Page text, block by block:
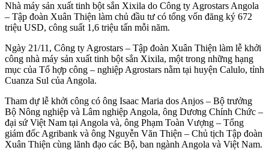
Nhà máy sản xuất tinh bột sắn Xixila do Công ty Agrostars Angola
– Tập đoàn Xuân Thiện làm chủ đầu tư có tổng vốn đăng ký 672
triệu USD, công suất 1,6 triệu tấn mỗi năm.
Ngày 21/11, Công ty Agrostars – Tập đoàn Xuân Thiện làm lễ khởi
công nhà máy sản xuất tinh bột sắn Xixila, một trong những hạng
mục của Tổ hợp công – nghiệp Agrostars nằm tại huyện Calulo, tỉnh
Cuanza Sul của Angola.
Tham dự lễ khởi công có ông Isaac Maria dos Anjos – Bộ trưởng
Bộ Nông nghiệp và Lâm nghiệp Angola, ông Dương Chính Chức –
đại sứ Việt Nam tại Angola và, ông Phạm Toàn Vượng – Tổng
giám đốc Agribank và ông Nguyễn Văn Thiện – Chủ tịch Tập đoàn
Xuân Thiện cùng lãnh đạo các Bộ, ban ngành Angola và Việt Nam.